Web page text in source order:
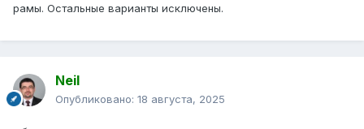
рамы. Остальные варианты исключены.
Neil
Опубликовано: 18 августа, 2025